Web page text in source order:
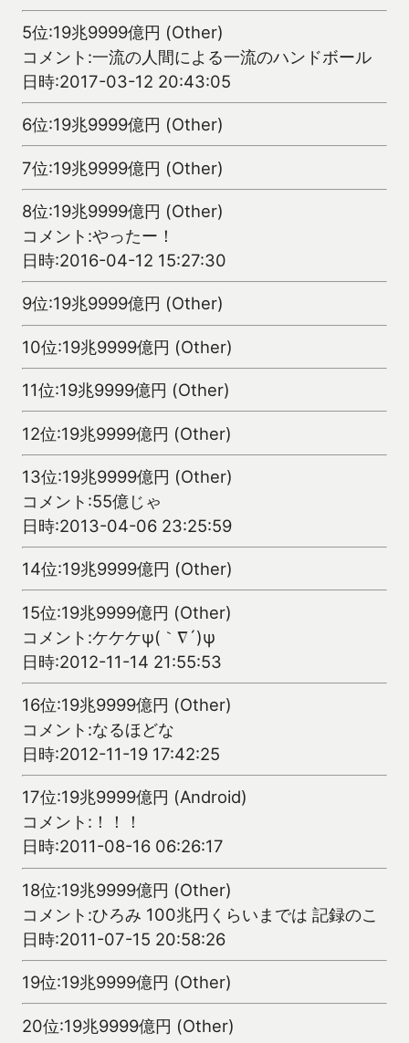
5位:19兆9999億円 (Other)
コメント:一流の人間による一流のハンドボール
日時:2017-03-12 20:43:05
6位:19兆9999億円 (Other)
7位:19兆9999億円 (Other)
8位:19兆9999億円 (Other)
コメント:やったー！
日時:2016-04-12 15:27:30
9位:19兆9999億円 (Other)
10位:19兆9999億円 (Other)
11位:19兆9999億円 (Other)
12位:19兆9999億円 (Other)
13位:19兆9999億円 (Other)
コメント:55億じゃ
日時:2013-04-06 23:25:59
14位:19兆9999億円 (Other)
15位:19兆9999億円 (Other)
コメント:ケケケψ(｀∇´)ψ
日時:2012-11-14 21:55:53
16位:19兆9999億円 (Other)
コメント:なるほどな
日時:2012-11-19 17:42:25
17位:19兆9999億円 (Android)
コメント:！！！
日時:2011-08-16 06:26:17
18位:19兆9999億円 (Other)
コメント:ひろみ 100兆円くらいまでは 記録のこ
日時:2011-07-15 20:58:26
19位:19兆9999億円 (Other)
20位:19兆9999億円 (Other)